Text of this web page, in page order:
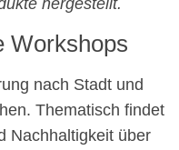
hergestellt.
Workshops
nach Stadt und
Thematisch findet
Nachhaltigkeit über